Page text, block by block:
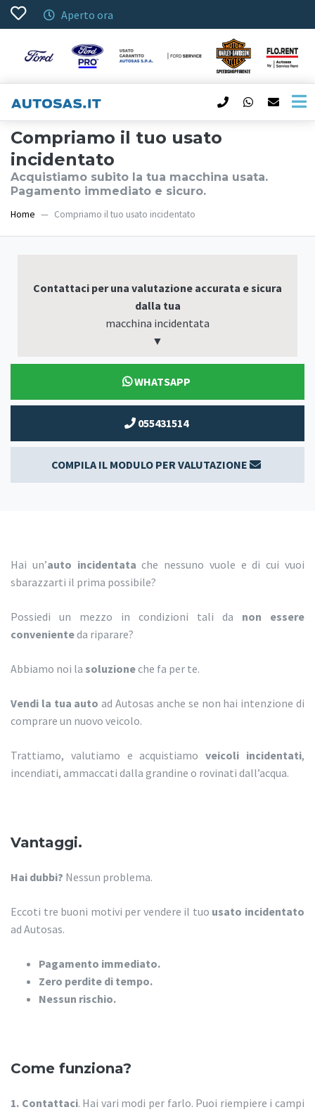
Aperto ora
Compriamo il tuo usato
incidentato
Acquistiamo subito la tua macchina usata.
Pagamento immediato e sicuro.
Home Compriamo il tuo usato incidentato
Contattaci per una valutazione accurata e sicura
dalla tua
macchina incidentata
▼
WHATSAPP
055431514
COMPILA IL MODULO PER VALUTAZIONE
Hai un’auto incidentata che nessuno vuole e di cui vuoi
sbarazzarti il prima possibile?
Possiedi un mezzo in condizioni tali da non essere
convenienteda riparare?
Abbiamo noi la soluzioneche fa per te.
Vendi la tua auto ad Autosas anche se non hai intenzione di
comprare un nuovo veicolo.
Trattiamo, valutiamo e acquistiamoveicoli incidentati,
incendiati, ammaccati dalla grandine o rovinati dall’acqua.
Vantaggi.
Hai dubbi? Nessun problema.
Eccoti tre buoni motivi per vendere il tuo usato incidentato
ad Autosas.
Pagamento immediato.
Zero perdite di tempo.
Nessun rischio.
Come funziona?
1. Contattaci. Hai vari modi per farlo. Puoi riempiere i campi